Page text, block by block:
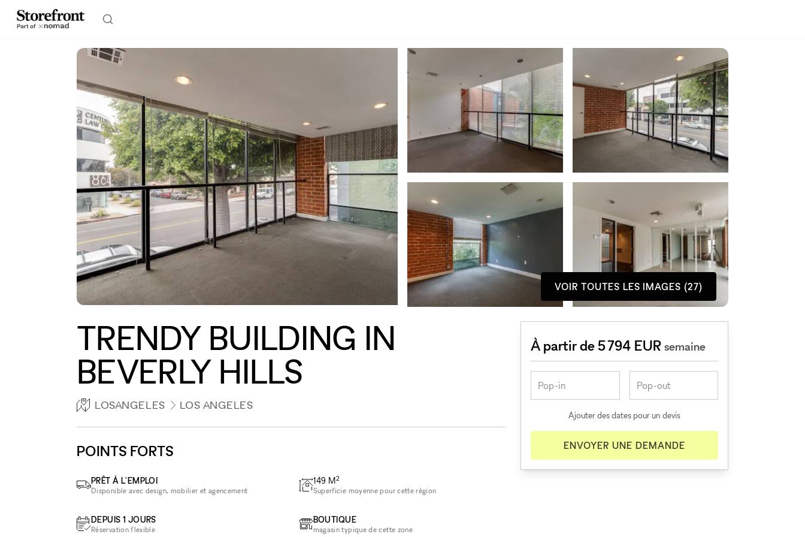
VOIR TOUTES LES IMAGES (27)
TRENDY BUILDING IN
BEVERLY HILLS
LOSANGELES LOS ANGELES
POINTS FORTS
PRÊT À L'EMPLOI
Disponible avec design, mobilier et agencement
DEPUIS 1 JOURS
Réservation flexible
149 M2
Superficie moyenne pour cette région
BOUTIQUE
magasin typique de cette zone
À partir de 5 794 EURsemaine
Ajouter des dates pour un devis
ENVOYER UNE DEMANDE